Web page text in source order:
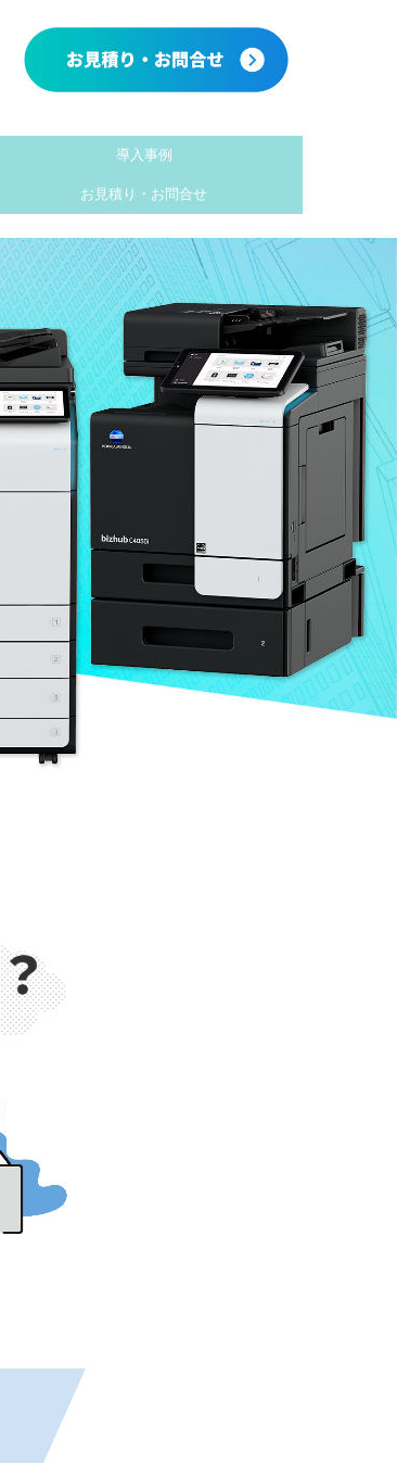
導入事例
お見積り・お問合せ
個人情報保護方針